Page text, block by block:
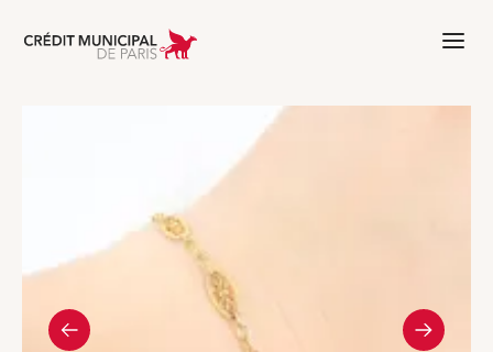
Aller à l'accueil de Crédit Municipal